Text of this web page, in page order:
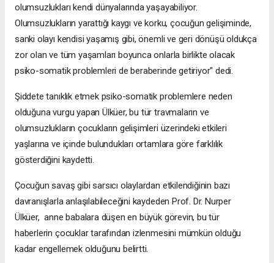
olumsuzlukları kendi dünyalarında yaşayabiliyor.
Olumsuzlukların yarattığı kaygı ve korku, çocuğun gelişiminde,
sanki olayı kendisi yaşamış gibi, önemli ve geri dönüşü oldukça
zor olan ve tüm yaşamları boyunca onlarla birlikte olacak
psiko-somatik problemleri de beraberinde getiriyor" dedi.
Şiddete tanıklık etmek psiko-somatik problemlere neden
olduğuna vurgu yapan Ülküer, bu tür travmaların ve
olumsuzlukların çocukların gelişimleri üzerindeki etkileri
yaşlarına ve içinde bulundukları ortamlara göre farklılık
gösterdiğini kaydetti.
Çocuğun savaş gibi sarsıcı olaylardan etkilendiğinin bazı
davranışlarla anlaşılabileceğini kaydeden Prof. Dr. Nurper
Ülküer, anne babalara düşen en büyük görevin, bu tür
haberlerin çocuklar tarafından izlenmesini mümkün olduğu
kadar engellemek olduğunu belirtti.